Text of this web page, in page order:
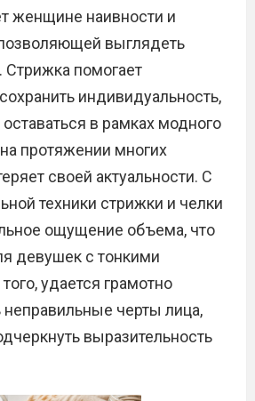
женщине наивности и
выглядеть
помогает
индивидуальность,
в рамках модного
протяжении многих
своей актуальности. С
техники стрижки и челки
ощущение объема, что
девушек с тонкими
удается грамотно
неправильные черты лица,
выразительность